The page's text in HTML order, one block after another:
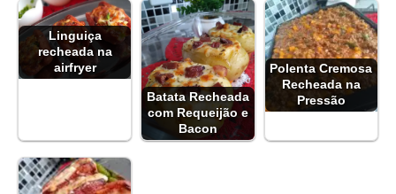
Linguiça
recheada na
airfryer
Batata Recheada
com Requeijão e
Bacon
Polenta Cremosa
Recheada na
Pressão